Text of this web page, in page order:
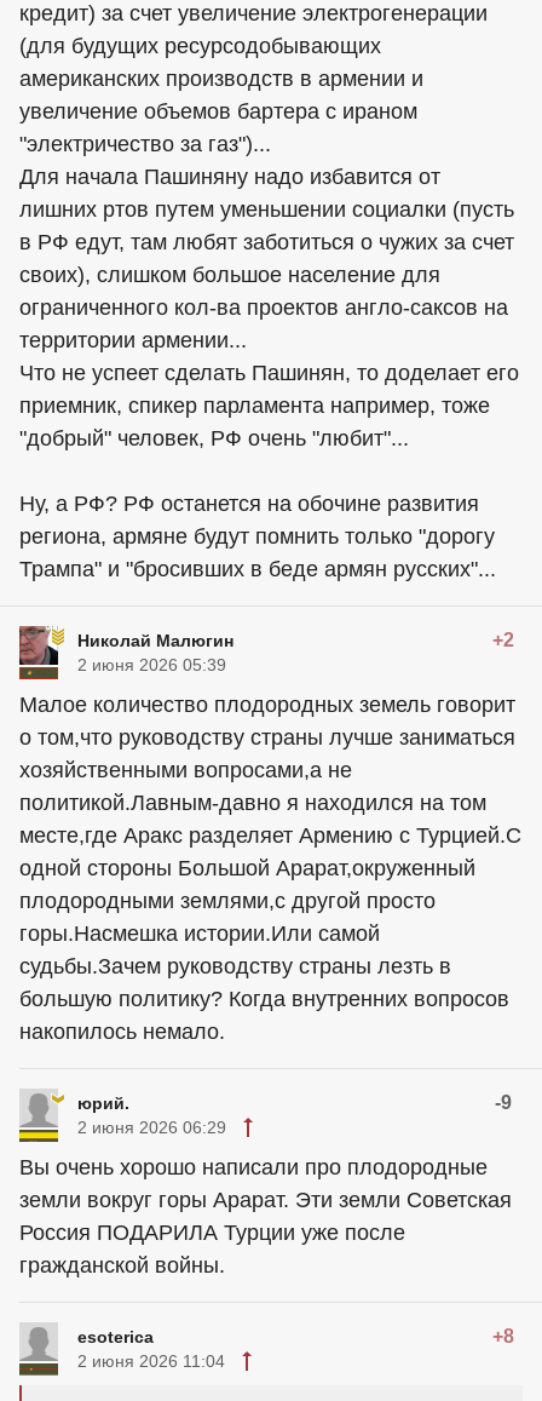
кредит) за счет увеличение электрогенерации
(для будущих ресурсодобывающих
американских производств в армении и
увеличение объемов бартера с ираном
"электричество за газ")...
Для начала Пашиняну надо избавится от
лишних ртов путем уменьшении социалки (пусть
в РФ едут, там любят заботиться о чужих за счет
своих), слишком большое население для
ограниченного кол-ва проектов англо-саксов на
территории армении...
Что не успеет сделать Пашинян, то доделает его
приемник, спикер парламента например, тоже
"добрый" человек, РФ очень "любит"...
Ну, а РФ? РФ останется на обочине развития
региона, армяне будут помнить только "дорогу
Трампа" и "бросивших в беде армян русских"...
Николай Малюгин +2
2 июня 2026 05:39
Малое количество плодородных земель говорит
о том,что руководству страны лучше заниматься
хозяйственными вопросами,а не
политикой.Лавным-давно я находился на том
месте,где Аракс разделяет Армению с Турцией.С
одной стороны Большой Арарат,окруженный
плодородными землями,с другой просто
горы.Насмешка истории.Или самой
судьбы.Зачем руководству страны лезть в
большую политику? Когда внутренних вопросов
накопилось немало.
юрий. -9
2 июня 2026 06:29
Вы очень хорошо написали про плодородные
земли вокруг горы Арарат. Эти земли Советская
Россия ПОДАРИЛА Турции уже после
гражданской войны.
esoterica +8
2 июня 2026 11:04